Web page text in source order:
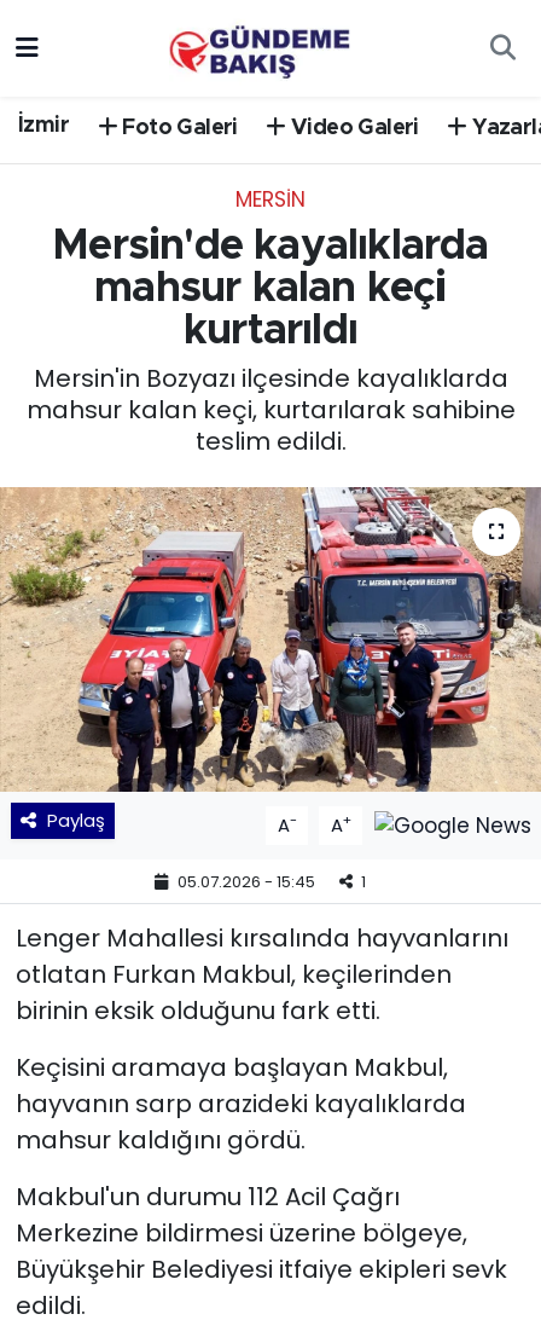
İzmir Foto Galeri Video Galeri
MERSIN
Mersin'de kayalıklarda
mahsur kalan keçi
kurtarıldı
Mersin'in Bozyazı ilçesinde kayalıklarda
mahsur kalan keçi, kurtarılarak sahibine
teslim edildi.
Paylaş A- A+
05.07.2026 - 15:45 1
Lenger Mahallesi kırsalında hayvanlarını
otlatan Furkan Makbul, keçilerinden
birinin eksik olduğunu fark etti.
Keçisini aramaya başlayan Makbul,
hayvanın sarp arazideki kayalıklarda
mahsur kaldığını gördü.
Makbul'un durumu 112 Acil Çağrı
Merkezine bildirmesi üzerine bölgeye,
Büyükşehir Belediyesi itfaiye ekipleri sevk
edildi.
EGE
EKONOMİ
GÜNCEL
KÜLTÜR SANAT
MAGAZİN
POLİTİKA
SAĞLIK
Siyaset
TEKNOLOJİ
Yaşam
YEREL POLİTİKA
YEREL YÖNETİMLER
Yurt
Süper Lig Puan Durumu ve Fikstür
Tüm Manşetler
Son Dakika Haberleri